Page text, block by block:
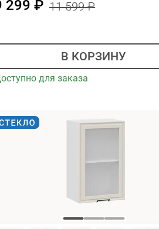
299 11 599
В КОРЗИНУ
для заказа